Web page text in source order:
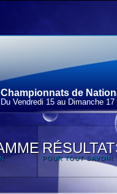
Championnats de
Du Vendredi 15 au Dimanche
POUR TOUT SAVOIR